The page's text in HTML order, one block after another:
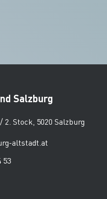
Salzburg
2. Stock, 5020 Salzburg
altstadt.at
53